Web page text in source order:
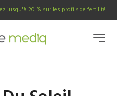
jusqu'à 20 % sur les profils de fertilité